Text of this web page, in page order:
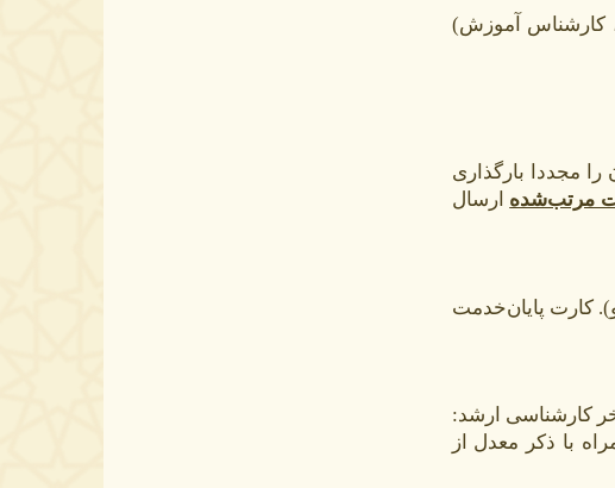
با شمارۀ ۶۷۲۳۸۲۶۹(۰۲۱) (آقای امیری، کارشناس آموزش)
را مجددا بارگذاری
مرتب‌شده ارسال
کارت پایان‌خدمت
کارشناسی ارشد:
به تحصیل مبنی بر دفاع از پایان‌نامه حداکثر تا تاریخ ۳۱/ ۰۶/ ۱۴۰۵ همراه با ذکر معدل از